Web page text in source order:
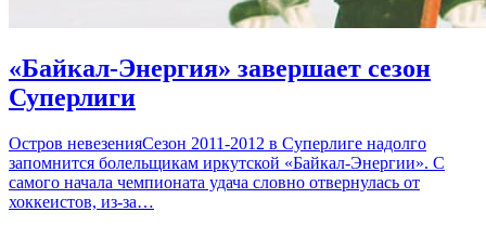
«Байкал-Энергия» завершает сезон
Суперлиги
Остров невезенияСезон 2011-2012 в Суперлиге надолго
запомнится болельщикам иркутской «Байкал-Энергии». С
самого начала чемпионата удача словно отвернулась от
хоккеистов, из-за…